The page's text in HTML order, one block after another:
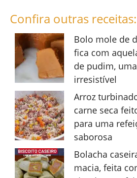
Confira outras receitas:
Bolo mole de
fica com
de pudim,
irresistível
Arroz
carne seca
para uma
saborosa
Bolacha
macia, feita